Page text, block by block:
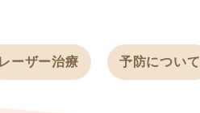
ーザー治療 予防について